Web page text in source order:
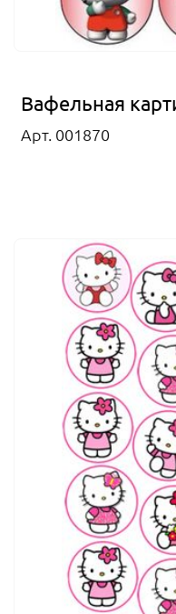
Вафельная
Арт. 001870